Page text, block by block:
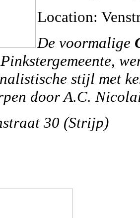
Location:
De voormalige
stijl met
door A.C.
30 (Strijp)